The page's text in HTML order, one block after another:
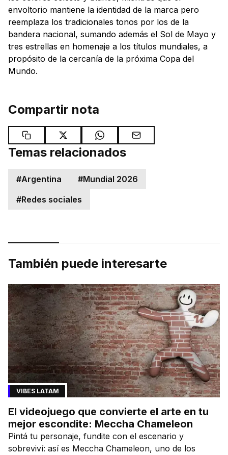
envoltorio mantiene la identidad de la marca pero
reemplaza los tradicionales tonos por los de la
bandera nacional, sumando además el Sol de Mayo y
tres estrellas en homenaje a los títulos mundiales, a
propósito de la cercanía de la próxima Copa del
Mundo.
Compartir nota
Temas relacionados
#Argentina #Mundial 2026
#Redes sociales
También puede interesarte
VIBES LATAM
El videojuego que convierte el arte en tu
mejor escondite: Meccha Chameleon
Pintá tu personaje, fundite con el escenario y
sobreviví: así es Meccha Chameleon, uno de los